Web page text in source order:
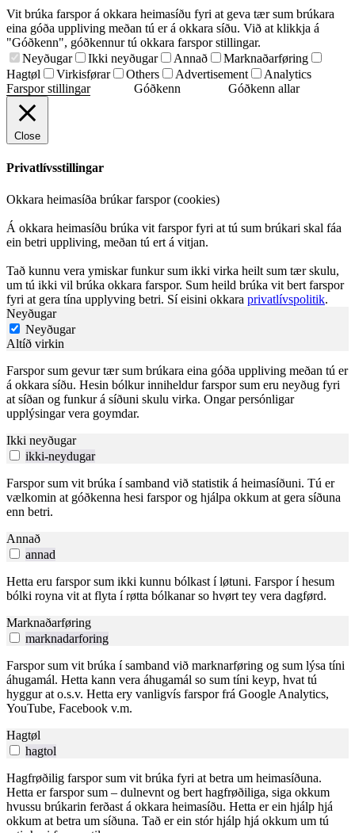
Vit brúka farspor á okkara heimasíðu fyri at geva tær sum brúkara
eina góða uppliving meðan tú er á okkara síðu. Við at klikkja á
"Góðkenn", góðkennur tú okkara farspor stillingar.
Neyðugar
Ikki neyðugar Annað
Marknaðarføring
Hagtøl
Virkisførar Others Advertisement
Analytics
Farspor stillingar
Góðkenn Góðkenn allar
Close
Privatlívsstillingar
Okkara heimasíða brúkar farspor (cookies)
Á okkara heimasíðu brúka vit farspor fyri at tú sum brúkari skal fáa
ein betri uppliving, meðan tú ert á vitjan.
Tað kunnu vera ymiskar funkur sum ikki virka heilt sum tær skulu,
um tú ikki vil brúka okkara farspor. Sum heild brúka vit bert farspor
fyri at gera tína upplyving betri. Sí eisini okkara privatlívspolitik.
Neyðugar
Neyðugar
Altíð virkin
Farspor sum gevur tær sum brúkara eina góða uppliving meðan tú er
á okkara síðu. Hesin bólkur inniheldur farspor sum eru neyðug fyri
at síðan og funkur á síðuni skulu virka. Ongar persónligar
upplýsingar vera goymdar.
Ikki neyðugar
ikki-neydugar
Farspor sum vit brúka í samband við statistik á heimasíðuni. Tú er
vælkomin at góðkenna hesi farspor og hjálpa okkum at gera síðuna
enn betri.
Annað
annad
Hetta eru farspor sum ikki kunnu bólkast í løtuni. Farspor í hesum
bólki royna vit at flyta í røtta bólkanar so hvørt tey vera dagførd.
Marknaðarføring
marknadarforing
Farspor sum vit brúka í samband við marknarføring og sum lýsa tíni
áhugamál. Hetta kann vera áhugamál so sum tíni keyp, hvat tú
hyggur at o.s.v. Hetta ery vanligvís farspor frá Google Analytics,
YouTube, Facebook v.m.
Hagtøl
hagtol
Hagfrøðilig farspor sum vit brúka fyri at betra um heimasíðuna.
Hetta er farspor sum – dulnevnt og bert hagfrøðiliga, siga okkum
hvussu brúkarin ferðast á okkara heimasíðu. Hetta er ein hjálp hjá
okkum at betra um síðuna. Tað er ein stór hjálp hjá okkum um tú